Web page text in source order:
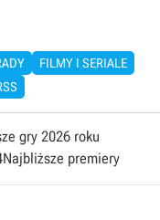
FILMY I SERIALE
gry 2026 roku
Najbliższe premiery